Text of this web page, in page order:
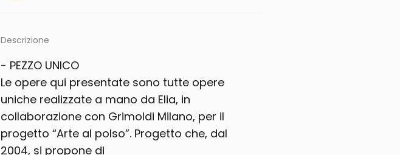
Descrizione
- PEZZO UNICO
Le opere qui presentate sono tutte opere
uniche realizzate a mano da Elia, in
collaborazione con Grimoldi Milano, per il
progetto “Arte al polso”. Progetto che, dal
2004, si propone di